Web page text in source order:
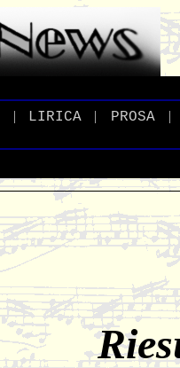
| LIRICA | PROSA_ |